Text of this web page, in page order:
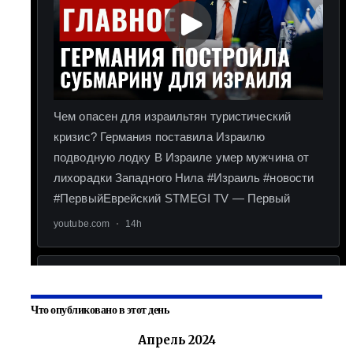
Что опубликовано в этот день
Апрель 2024